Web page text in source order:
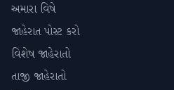
અમારા વિષે
જાહેરાત પોસ્ટ કરો
વિશેષ જાહેરાતો
તાજી જાહેરાતો